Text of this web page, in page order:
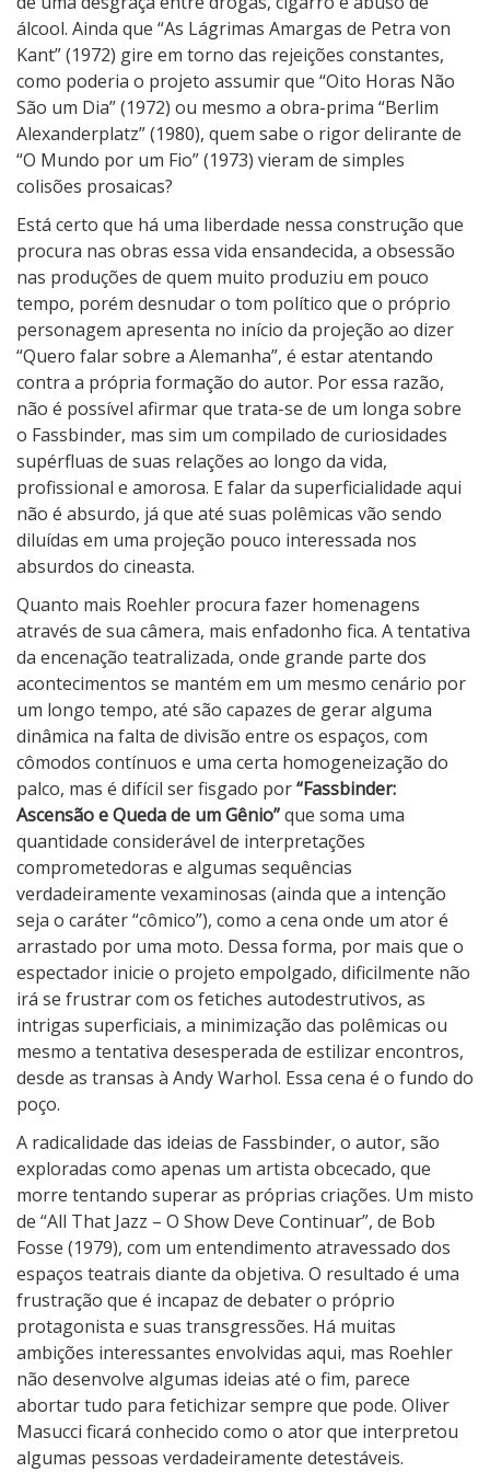
álcool. Ainda que “As Lágrimas Amargas de Petra von
Kant” (1972) gire em torno das rejeições constantes,
como poderia o projeto assumir que “Oito Horas Não
São um Dia” (1972) ou mesmo a obra-prima “Berlim
Alexanderplatz” (1980), quem sabe o rigor delirante de
“O Mundo por um Fio” (1973) vieram de simples
colisões prosaicas?
Está certo que há uma liberdade nessa construção que
procura nas obras essa vida ensandecida, a obsessão
nas produções de quem muito produziu em pouco
tempo, porém desnudar o tom político que o próprio
personagem apresenta no início da projeção ao dizer
“Quero falar sobre a Alemanha”, é estar atentando
contra a própria formação do autor. Por essa razão,
não é possível afirmar que trata-se de um longa sobre
o Fassbinder, mas sim um compilado de curiosidades
supérfluas de suas relações ao longo da vida,
profissional e amorosa. E falar da superficialidade aqui
não é absurdo, já que até suas polêmicas vão sendo
diluídas em uma projeção pouco interessada nos
absurdos do cineasta.
Quanto mais Roehler procura fazer homenagens
através de sua câmera, mais enfadonho fica. A tentativa
da encenação teatralizada, onde grande parte dos
acontecimentos se mantém em um mesmo cenário por
um longo tempo, até são capazes de gerar alguma
dinâmica na falta de divisão entre os espaços, com
cômodos contínuos e uma certa homogeneização do
palco, mas é difícil ser fisgado por“Fassbinder:
Ascensão e Queda de um Gênio”que soma uma
quantidade considerável de interpretações
comprometedoras e algumas sequências
verdadeiramente vexaminosas (ainda que a intenção
seja o caráter “cômico”), como a cena onde um ator é
arrastado por uma moto. Dessa forma, por mais que o
espectador inicie o projeto empolgado, dificilmente não
irá se frustrar com os fetiches autodestrutivos, as
intrigas superficiais, a minimização das polêmicas ou
mesmo a tentativa desesperada de estilizar encontros,
desde as transas à Andy Warhol. Essa cena é o fundo do
poço.
A radicalidade das ideias de Fassbinder, o autor, são
exploradas como apenas um artista obcecado, que
morre tentando superar as próprias criações. Um misto
de “All That Jazz – O Show Deve Continuar”, de Bob
Fosse (1979), com um entendimento atravessado dos
espaços teatrais diante da objetiva. O resultado é uma
frustração que é incapaz de debater o próprio
protagonista e suas transgressões. Há muitas
ambições interessantes envolvidas aqui, mas Roehler
não desenvolve algumas ideias até o fim, parece
abortar tudo para fetichizar sempre que pode. Oliver
Masucci ficará conhecido como o ator que interpretou
algumas pessoas verdadeiramente detestáveis.